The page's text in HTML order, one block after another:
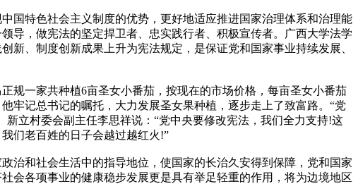
特色社会主义制度的优势，更好地适应推进国家治理体系和治理能
导，做宪法的坚定捍卫者、忠实践行者、积极宣传者。广西大学法学
、制度创新成果上升为宪法规定，是保证党和国家事业持续发展、
一家共种植6亩圣女小番茄，按现在的市场价格，每亩圣女小番茄
牢记总书记的嘱托，大力发展圣女果种植，逐步走上了致富路。“党
立村委会副主任李思祥说：“党中央要修改宪法，我们全力支持!这
们老百姓的日子会越过越红火!”
和社会生活中的指导地位，使国家的长治久安得到保障，党和国家
会各项事业的健康稳步发展更是具有举足轻重的作用，将为边境地区